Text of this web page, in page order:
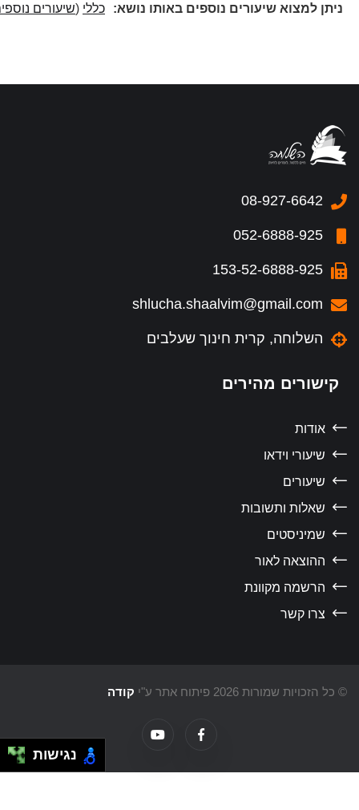
ניתן למצוא שיעורים נוספים באותו נושא: כללי(שיעורים נוספים)
08-927-6642
052-6888-925
153-52-6888-925
shlucha.shaalvim@gmail.com
השלוחה, קרית חינוך שעלבים
קישורים מהירים
אודות
שיעורי וידאו
שיעורים
שאלות ותשובות
שמיניסטים
ההוצאה לאור
הרשמה מקוונת
צרו קשר
הזכויות שמורות 2026 פיתוח אתר ע"י קודה
נגישות